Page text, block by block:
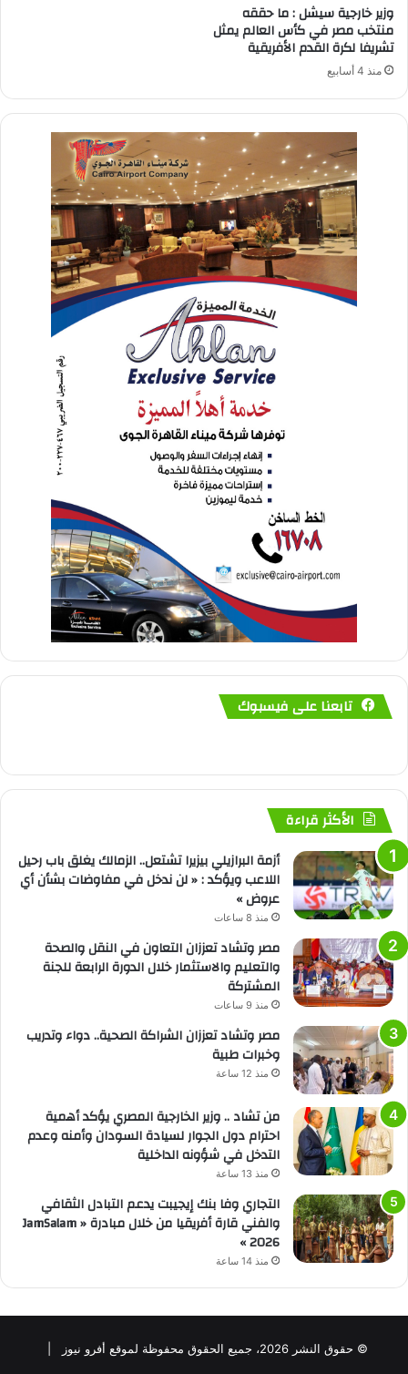
وزير خارجية سيشل : ما حققه
منتخب مصر في كأس العالم يمثل
تشريفا لكرة القدم الأفريقية
منذ 4 أسابيع
تابعنا على فيسبوك
الأكثر قراءة
أزمة البرازيلي بيزيرا تشتعل.. الزمالك يغلق باب رحيل
اللاعب ويؤكد : « لن ندخل في مفاوضات بشأن أي
عروض »
منذ 8 ساعات
مصر وتشاد تعززان التعاون في النقل والصحة
والتعليم والاستثمار خلال الدورة الرابعة للجنة
المشتركة
منذ 9 ساعات
مصر وتشاد تعززان الشراكة الصحية.. دواء وتدريب
وخبرات طبية
منذ 12 ساعة
من تشاد .. وزير الخارجية المصري يؤكد أهمية
احترام دول الجوار لسيادة السودان وأمنه وعدم
التدخل في شؤونه الداخلية
منذ 13 ساعة
التجاري وفا بنك إيجيبت يدعم التبادل الثقافي
والفني قارة أفريقيا من خلال مبادرة « JamSalam
2026 »
منذ 14 ساعة
© حقوق النشر 2026، جميع الحقوق محفوظة لموقع أفرو نيوز |